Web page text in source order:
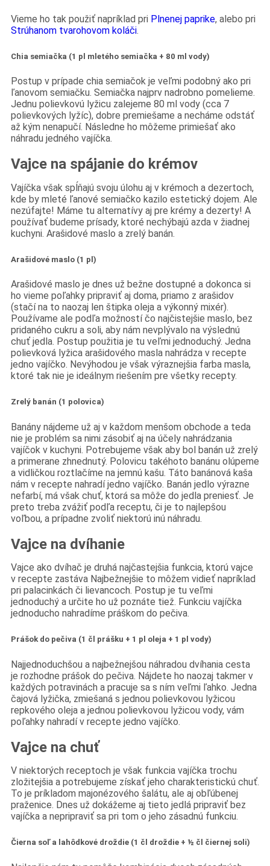
Vieme ho tak použiť napríklad pri Plnenej paprike, alebo pri
Strúhanom tvarohovom koláči.
Chia semiačka (1 pl mletého semiačka + 80 ml vody)
Postup v prípade chia semiačok je veľmi podobný ako pri
ľanovom semiačku. Semiačka najprv nadrobno pomelieme.
Jednu polievkovú lyžicu zalejeme 80 ml vody (cca 7
polievkových lyžíc), dobre premiešame a necháme odstáť
až kým nenapučí. Následne ho môžeme primiešať ako
náhradu jedného vajíčka.
Vajce na spájanie do krémov
Vajíčka však spĺňajú svoju úlohu aj v krémoch a dezertoch,
kde by mleté ľanové semiačko kazilo estetický dojem. Ale
nezúfajte! Máme tu alternatívy aj pre krémy a dezerty! A
používať budeme prísady, ktoré nechýbajú azda v žiadnej
kuchyni. Arašidové maslo a zrelý banán.
Arašidové maslo (1 pl)
Arašidové maslo je dnes už bežne dostupné a dokonca si
ho vieme poľahky pripraviť aj doma, priamo z arašidov
(stačí na to naozaj len štipka oleja a výkonný mixér).
Používame ale podľa možností čo najčistejšie maslo, bez
pridaného cukru a soli, aby nám nevplývalo na výslednú
chuť jedla. Postup použitia je tu veľmi jednoduchý. Jedna
polievková lyžica arašidového masla nahrádza v recepte
jedno vajíčko. Nevýhodou je však výraznejšia farba masla,
ktoré tak nie je ideálnym riešením pre všetky recepty.
Zrelý banán (1 polovica)
Banány nájdeme už aj v každom menšom obchode a teda
nie je problém sa nimi zásobiť aj na účely nahrádzania
vajíčok v kuchyni. Potrebujeme však aby bol banán už zrelý
a primerane zhnednutý. Polovicu takéhoto banánu olúpeme
a vidličkou roztlačíme na jemnú kašu. Táto banánová kaša
nám v recepte nahradí jedno vajíčko. Banán jedlo výrazne
nefarbí, má však chuť, ktorá sa môže do jedla preniesť. Je
preto treba zvážiť podľa receptu, či je to najlepšou
voľbou, a prípadne zvoliť niektorú inú náhradu.
Vajce na dvíhanie
Vajce ako dvíhač je druhá najčastejšia funkcia, ktorú vajce
v recepte zastáva Najbežnejšie to môžem vidieť napríklad
pri palacinkách či lievancoch. Postup je tu veľmi
jednoduchý a určite ho už poznáte tiež. Funkciu vajíčka
jednoducho nahradíme práškom do pečiva.
Prášok do pečiva (1 čl prášku + 1 pl oleja + 1 pl vody)
Najjednoduchšou a najbežnejšou náhradou dvíhania cesta
je rozhodne prášok do pečiva. Nájdete ho naozaj takmer v
každých potravinách a pracuje sa s ním veľmi ľahko. Jedna
čajová lyžička, zmiešaná s jednou polievkovou lyžicou
repkového oleja a jednou polievkovou lyžicou vody, vám
poľahky nahradí v recepte jedno vajíčko.
Vajce na chuť
V niektorých receptoch je však funkcia vajíčka trochu
zložitejšia a potrebujeme získať jeho charakteristickú chuť.
To je príkladom majonézového šalátu, ale aj obľúbenej
praženice. Dnes už dokážeme aj tieto jedlá pripraviť bez
vajíčka a nepripraviť sa pri tom o jeho zásadnú funkciu.
Čierna soľ a lahôdkové droždie (1 čl droždie + ½ čl čiernej soli)